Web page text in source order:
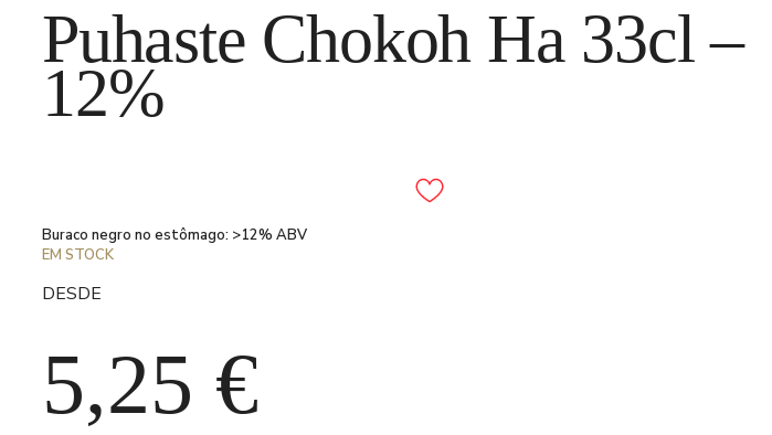
Puhaste Chokoh Ha 33cl –
12%
Buraco negro no estômago: >12% ABV
EM STOCK
DESDE
5,25 €